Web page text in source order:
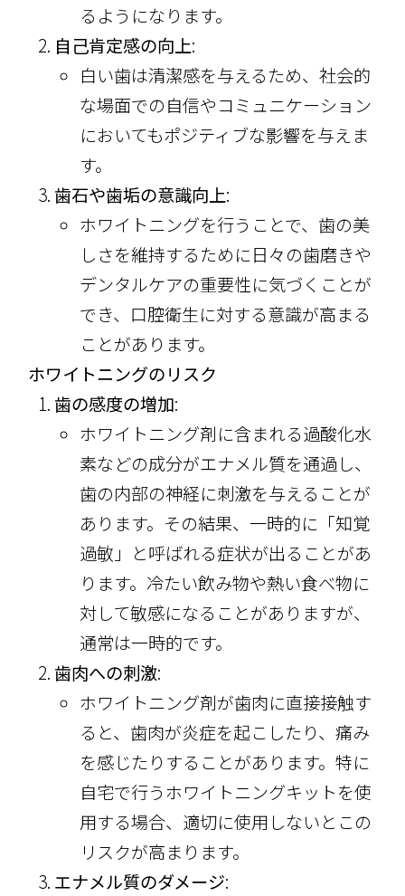
るようになります。
自己肯定感の向上:
白い歯は清潔感を与えるため、社会的
な場面での自信やコミュニケーション
においてもポジティブな影響を与えま
す。
歯石や歯垢の意識向上:
ホワイトニングを行うことで、歯の美
しさを維持するために日々の歯磨きや
デンタルケアの重要性に気づくことが
でき、口腔衛生に対する意識が高まる
ことがあります。
ホワイトニングのリスク
歯の感度の増加:
ホワイトニング剤に含まれる過酸化水
素などの成分がエナメル質を通過し、
歯の内部の神経に刺激を与えることが
あります。その結果、一時的に「知覚
過敏」と呼ばれる症状が出ることがあ
ります。冷たい飲み物や熱い食べ物に
対して敏感になることがありますが、
通常は一時的です。
歯肉への刺激:
ホワイトニング剤が歯肉に直接接触す
ると、歯肉が炎症を起こしたり、痛み
を感じたりすることがあります。特に
自宅で行うホワイトニングキットを使
用する場合、適切に使用しないとこの
リスクが高まります。
エナメル質のダメージ: